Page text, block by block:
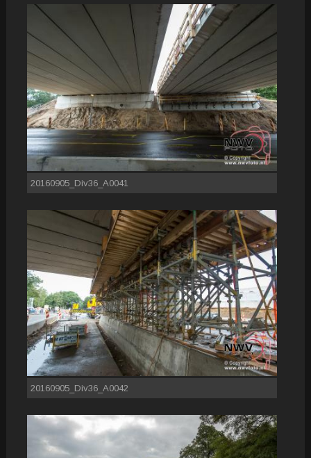
20160905_Div36_A0041
20160905_Div36_A0042